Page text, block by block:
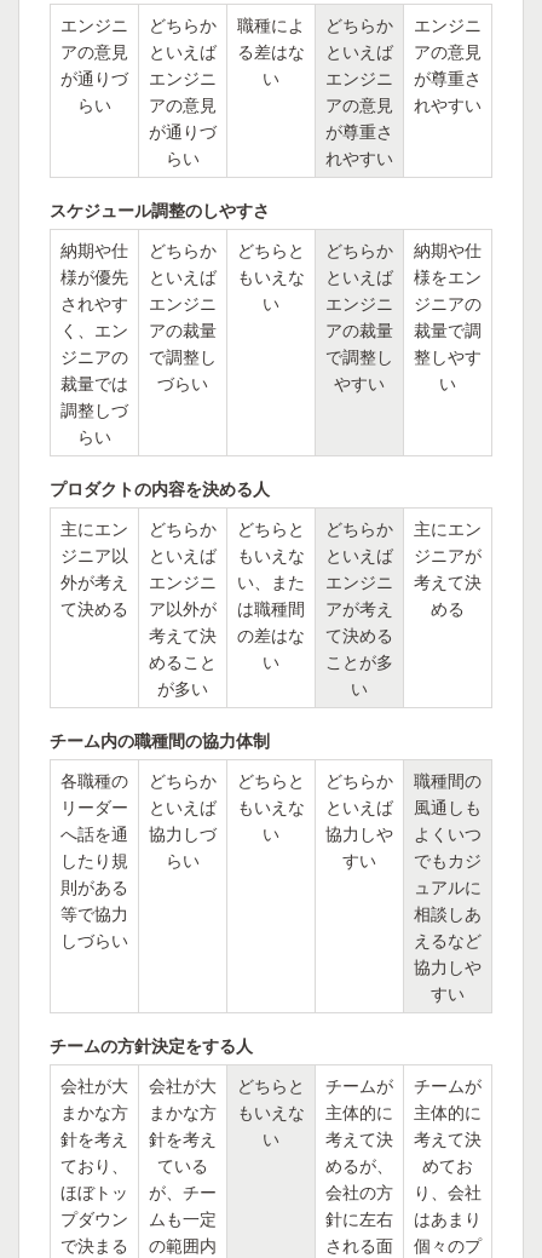
エンジニ
アの意見
が通りづ
らい
どちらか
といえば
エンジニ
アの意見
が通りづ
らい
職種によ
る差はな
い
どちらか
といえば
エンジニ
アの意見
が尊重さ
れやすい
エンジニ
アの意見
が尊重さ
れやすい
スケジュール調整のしやすさ
納期や仕
様が優先
されやす
く、エン
ジニアの
裁量では
調整しづ
らい
どちらか
といえば
エンジニ
アの裁量
で調整し
づらい
どちらと
もいえな
い
どちらか
といえば
エンジニ
アの裁量
で調整し
やすい
納期や仕
様をエン
ジニアの
裁量で調
整しやす
い
プロダクトの内容を決める人
主にエン
ジニア以
外が考え
て決める
どちらか
といえば
エンジニ
ア以外が
考えて決
めること
が多い
どちらと
もいえな
い、また
は職種間
の差はな
い
どちらか
といえば
エンジニ
アが考え
て決める
ことが多
い
主にエン
ジニアが
考えて決
める
チーム内の職種間の協力体制
各職種の
リーダー
へ話を通
したり規
則がある
等で協力
しづらい
どちらか
といえば
協力しづ
らい
どちらと
もいえな
い
どちらか
といえば
協力しや
すい
職種間の
風通しも
よくいつ
でもカジ
ュアルに
相談しあ
えるなど
協力しや
すい
チームの方針決定をする人
会社が大
まかな方
針を考え
ており、
ほぼトッ
プダウン
で決まる
会社が大
まかな方
針を考え
ている
が、チー
ムも一定
の範囲内
どちらと
もいえな
い
チームが
主体的に
考えて決
めるが、
会社の方
針に左右
される面
チームが
主体的に
考えて決
めてお
り、会社
はあまり
個々のプ